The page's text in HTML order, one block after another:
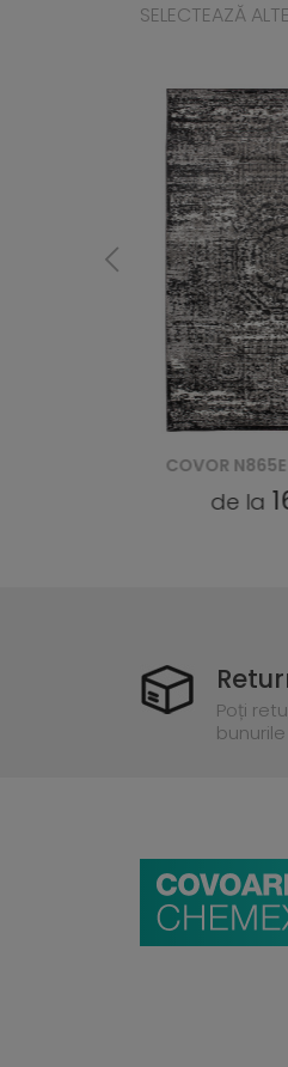
SELECTEAZĂ
de la
Poți